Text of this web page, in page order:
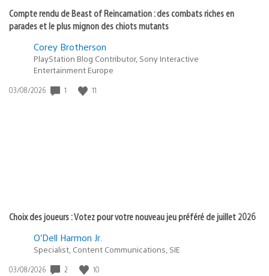
Compte rendu de Beast of Reincarnation : des combats riches en
parades et le plus mignon des chiots mutants
Corey Brotherson
PlayStation Blog Contributor, Sony Interactive
Entertainment Europe
Date
03/08/2026 1 11
Choix des joueurs : Votez pour votre nouveau jeu préféré de juillet 2026
O’Dell Harmon Jr.
Specialist, Content Communications, SIE
Date
03/08/2026 2 10